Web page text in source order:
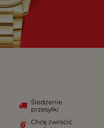
Śledzenie
przesyłki
Chcę zwrócić